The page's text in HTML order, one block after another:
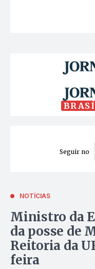
Seguir no
NOTÍCIAS
Ministro da
da posse de
Reitoria da
feira